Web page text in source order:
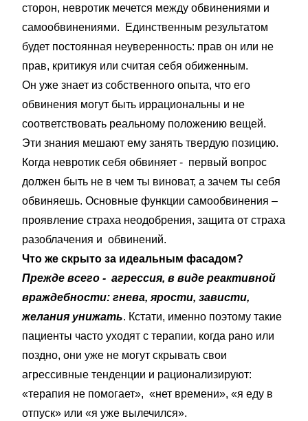
сторон, невротик мечется между обвинениями и
самообвинениями. Единственным результатом
будет постоянная неуверенность: прав он или не
прав, критикуя или считая себя обиженным.
Он уже знает из собственного опыта, что его
обвинения могут быть иррациональны и не
соответствовать реальному положению вещей.
Эти знания мешают ему занять твердую позицию.
Когда невротик себя обвиняет - первый вопрос
должен быть не в чем ты виноват, а зачем ты себя
обвиняешь. Основные функции самообвинения –
проявление страха неодобрения, защита от страха
разоблачения и обвинений.
Что же скрыто за идеальным фасадом?
Прежде всего - агрессия, в виде реактивной
враждебности: гнева, ярости, зависти,
желания унижать. Кстати, именно поэтому такие
пациенты часто уходят с терапии, когда рано или
поздно, они уже не могут скрывать свои
агрессивные тенденции и рационализируют:
«терапия не помогает», «нет времени», «я еду в
отпуск» или «я уже вылечился».